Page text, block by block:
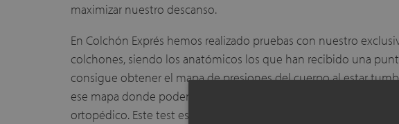
maximizar nuestro descanso.
En Colchón Exprés hemos realizado pruebas con nuestro
colchones, siendo los anatómicos los que han recibido una
consigue obtener el mapa de presiones del cuerpo al estar
ese mapa donde podemos apreciar las diferencias entre un
ortopédico. Este test está disponible en todas